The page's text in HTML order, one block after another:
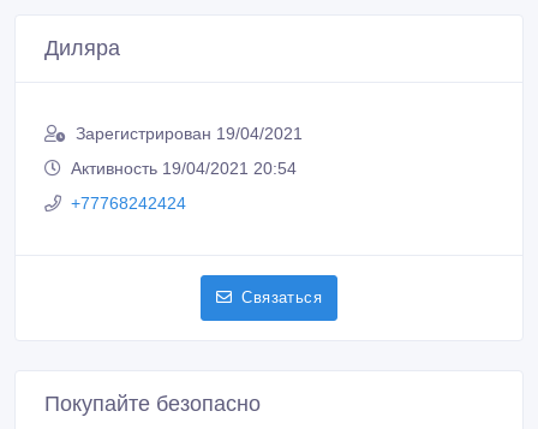
Диляра
Зарегистрирован 19/04/2021
Активность 19/04/2021 20:54
+77768242424
Связаться
Покупайте безопасно